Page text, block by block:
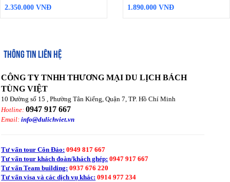
2.350.000 VNĐ
1.890.000 VNĐ
THÔNG TIN LIÊN HỆ
CÔNG TY TNHH THƯƠNG MẠI DU LỊCH BÁCH
TÙNG VIỆT
10 Đường số 15 , Phường Tân Kiểng, Quận 7, TP. Hồ Chí Minh
Hotline:0947 917 667
Email:info@dulichviet.vn
Tư vấn tour Côn Đảo: 0949 817 667
Tư vấn tour khách đoàn/khách ghép: 0947 917 667
Tư vấn Team building: 0937 676 220
Tư vấn visa và các dịch vụ khác: 0914 977 234